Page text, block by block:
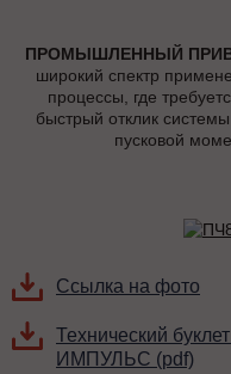
ПРОМЫШЛЕННЫЙ
широкий спектр
процессы, где
быстрый отклик
пусковой
Ссылка на фото
Технический
ИМПУЛЬС (pdf)